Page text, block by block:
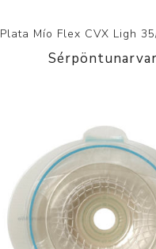
Plata Mío Flex CVX Ligh